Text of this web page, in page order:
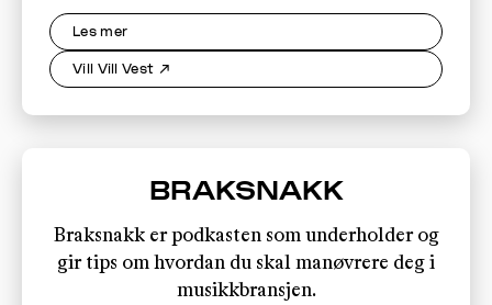
Les mer
Vill Vill Vest ↗
BRAKSNAKK
Braksnakk er podkasten som underholder og
gir tips om hvordan du skal manøvrere deg i
musikkbransjen.